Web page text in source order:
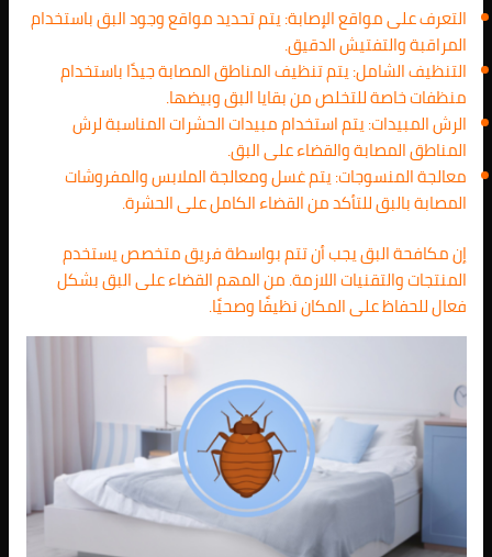
التعرف على مواقع الإصابة: يتم تحديد مواقع وجود البق باستخدام
المراقبة والتفتيش الدقيق.
التنظيف الشامل: يتم تنظيف المناطق المصابة جيدًا باستخدام
منظفات خاصة للتخلص من بقايا البق وبيضها.
الرش المبيدات: يتم استخدام مبيدات الحشرات المناسبة لرش
المناطق المصابة والقضاء على البق.
معالجة المنسوجات: يتم غسل ومعالجة الملابس والمفروشات
المصابة بالبق للتأكد من القضاء الكامل على الحشرة.
إن مكافحة البق يجب أن تتم بواسطة فريق متخصص يستخدم
المنتجات والتقنيات اللازمة. من المهم القضاء على البق بشكل
فعال للحفاظ على المكان نظيفًا وصحيًا.